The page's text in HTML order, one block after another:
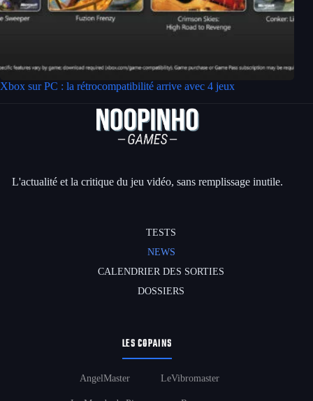
Xbox sur PC : la rétrocompatibilité arrive avec 4 jeux
L'actualité et la critique du jeu vidéo, sans remplissage inutile.
TESTS
NEWS
CALENDRIER DES SORTIES
DOSSIERS
LES COPAINS
AngelMaster LeVibromaster